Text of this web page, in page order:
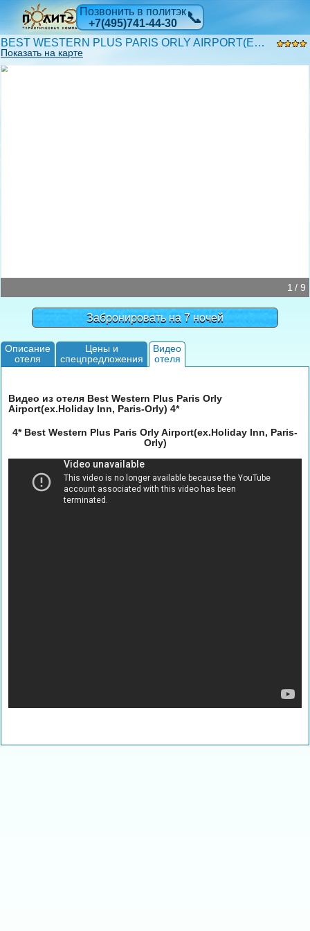
Позвонить в политэк
+7(495)741-44-30
📞
BEST WESTERN PLUS PARIS ORLY AIRPORT(EX.HOLIDAY INN, PARIS-ORLY) 4*
Показать на карте
1 / 9
Забронировать на 7 ночей
Описание
отеля
Цены и
спецпредложения
Видео
отеля
Видео из отеля Best Western Plus Paris Orly
Airport(ex.Holiday Inn, Paris-Orly) 4*
4* Best Western Plus Paris Orly Airport(ex.Holiday Inn, Paris-
Orly)